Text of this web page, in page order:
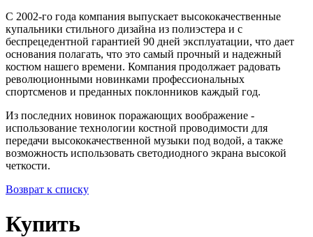
С 2002-го года компания выпускает высококачественные
купальники стильного дизайна из полиэстера и с
беспрецедентной гарантией 90 дней эксплуатации, что дает
основания полагать, что это самый прочный и надежный
костюм нашего времени. Компания продолжает радовать
революционными новинками профессиональных
спортсменов и преданных поклонников каждый год.
Из последних новинок поражающих воображение -
использование технологии костной проводимости для
передачи высококачественной музыки под водой, а также
возможность использовать светодиодного экрана высокой
четкости.
Возврат к списку
Купить